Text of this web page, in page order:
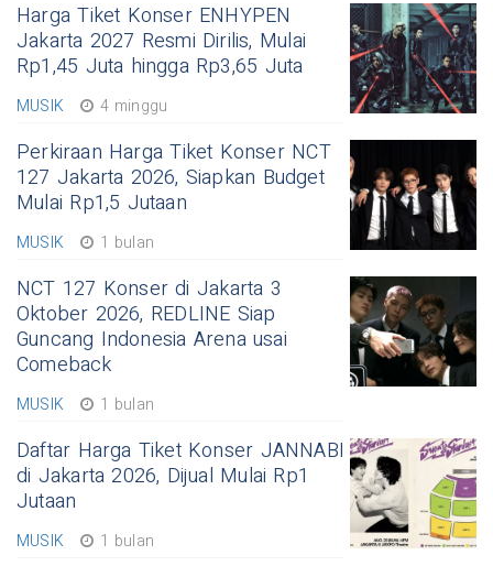
Harga Tiket Konser ENHYPEN
Jakarta 2027 Resmi Dirilis, Mulai
Rp1,45 Juta hingga Rp3,65 Juta
MUSIK 4 minggu
Perkiraan Harga Tiket Konser NCT
127 Jakarta 2026, Siapkan Budget
Mulai Rp1,5 Jutaan
MUSIK 1 bulan
NCT 127 Konser di Jakarta 3
Oktober 2026, REDLINE Siap
Guncang Indonesia Arena usai
Comeback
MUSIK 1 bulan
Daftar Harga Tiket Konser JANNABI
di Jakarta 2026, Dijual Mulai Rp1
Jutaan
MUSIK 1 bulan